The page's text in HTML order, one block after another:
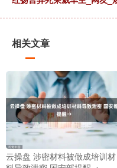
相关文章
云操盘 涉密材料被做成培训材